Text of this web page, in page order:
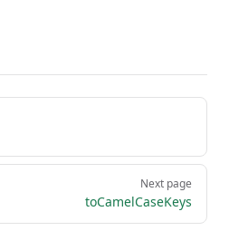
Next page
toCamelCaseKeys